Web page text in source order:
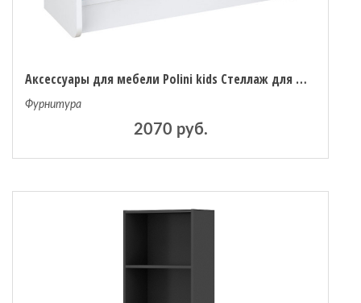
Аксессуары для мебели Polini kids Стеллаж для кровати-чердака с выдвижными элементами Simple
Фурнитура
2070 руб.